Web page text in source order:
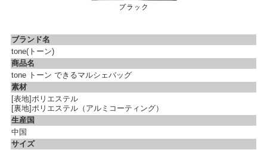
ブランド名
tone(トーン)
商品名
tone トーン できるマルシェバッグ
素材
[表地]ポリエステル
[裏地]ポリエステル（アルミコーティング）
生産国
中国
サイズ